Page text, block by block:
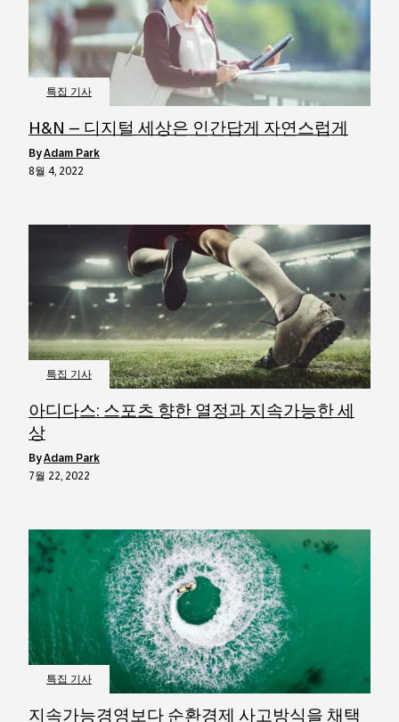
특집 기사
H&N – 디지털 세상은 인간답게 자연스럽게
byAdam Park
8월 4, 2022
특집 기사
아디다스: 스포츠 향한 열정과 지속가능한 세
상
byAdam Park
7월 22, 2022
특집 기사
지속가능경영보다 순환경제 사고방식을 채택